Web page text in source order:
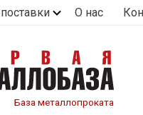
О нас
База металлопроката